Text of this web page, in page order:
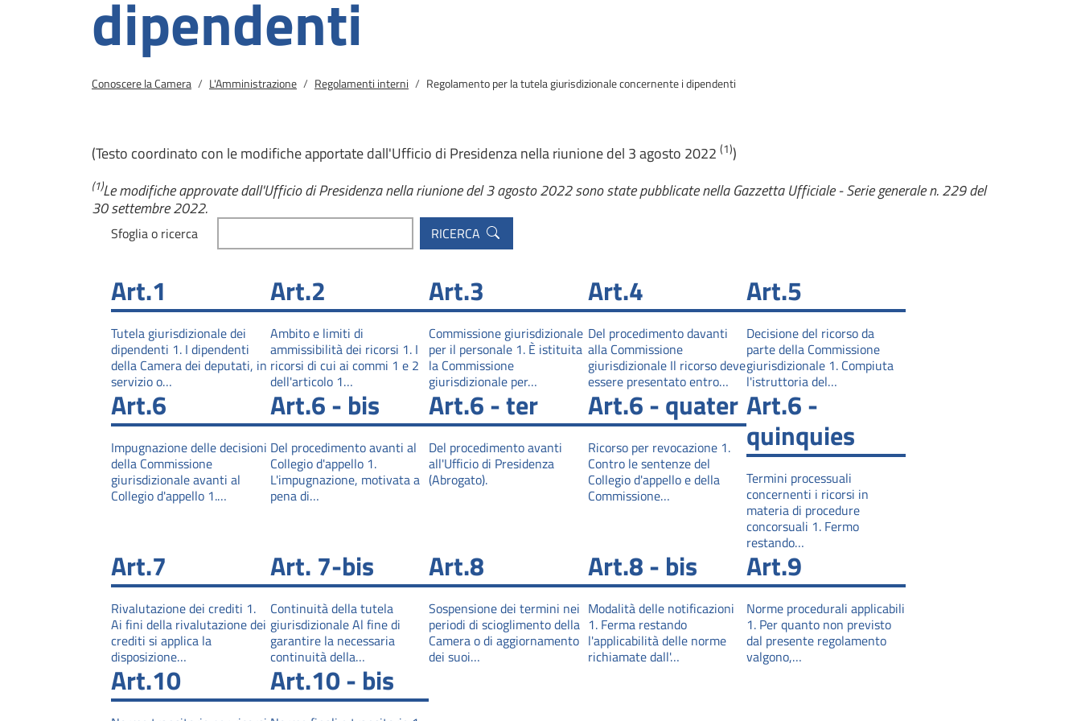
dipendenti
Briciole di pane
Conoscere la Camera L'Amministrazione Regolamenti interni Regolamento per la tutela giurisdizionale concernente i dipendenti
(Testo coordinato con le modifiche apportate dall'Ufficio di Presidenza nella riunione del 3 agosto 2022 (1))
(1)Le modifiche approvate dall'Ufficio di Presidenza nella riunione del 3 agosto 2022 sono state pubblicate nella Gazzetta Ufficiale - Serie generale n. 229 del
30 settembre 2022.
Sfoglia o ricerca
Art.1
Tutela giurisdizionale dei
dipendenti 1. I dipendenti
della Camera dei deputati, in
servizio o…
Art.2
Ambito e limiti di
ammissibilità dei ricorsi 1. I
ricorsi di cui ai commi 1 e 2
dell'articolo 1…
Art.3
Commissione giurisdizionale
per il personale 1. È istituita
la Commissione
giurisdizionale per…
Art.4
Del procedimento davanti
alla Commissione
giurisdizionale Il ricorso deve
essere presentato entro…
Art.5
Decisione del ricorso da
parte della Commissione
giurisdizionale 1. Compiuta
l'istruttoria del…
Art.6
Impugnazione delle decisioni
della Commissione
giurisdizionale avanti al
Collegio d'appello 1.…
Art.6 - bis
Del procedimento avanti al
Collegio d'appello 1.
L'impugnazione, motivata a
pena di…
Art.6 - ter
Del procedimento avanti
all'Ufficio di Presidenza
(Abrogato).
Art.6 - quater
Ricorso per revocazione 1.
Contro le sentenze del
Collegio d'appello e della
Commissione…
Art.6 -
quinquies
Termini processuali
concernenti i ricorsi in
materia di procedure
concorsuali 1. Fermo
restando…
Art.7
Rivalutazione dei crediti 1.
Ai fini della rivalutazione dei
crediti si applica la
disposizione…
Art. 7-bis
Continuità della tutela
giurisdizionale Al fine di
garantire la necessaria
continuità della…
Art.8
Sospensione dei termini nei
periodi di scioglimento della
Camera o di aggiornamento
dei suoi…
Art.8 - bis
Modalità delle notificazioni
1. Ferma restando
l'applicabilità delle norme
richiamate dall'…
Art.9
Norme procedurali applicabili
1. Per quanto non previsto
dal presente regolamento
valgono,…
Art.10 Art.10 - bis